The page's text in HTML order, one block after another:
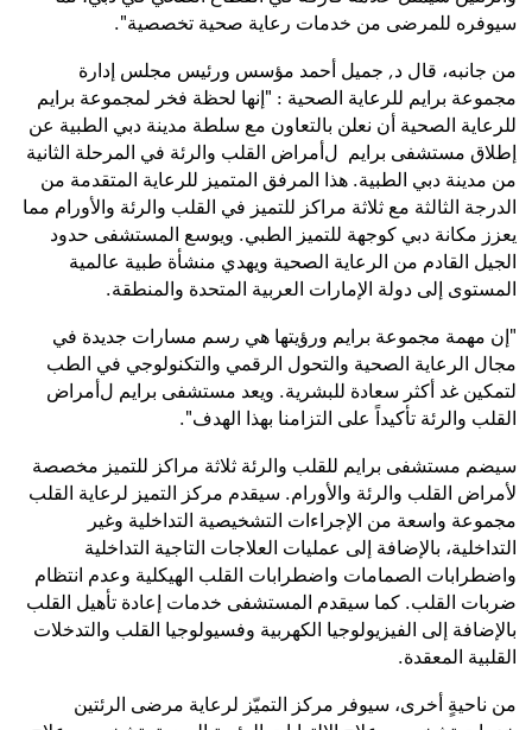
سيوفره للمرضى من خدمات رعاية صحية تخصصية".
من جانبه، قال د, جميل أحمد مؤسس ورئيس مجلس إدارة
مجموعة برايم للرعاية الصحية : "إنها لحظة فخر لمجموعة برايم
للرعاية الصحية
أن نعلن بالتعاون مع سلطة مدينة دبي الطبية عن
إطلاق مستشفى برايم ل أمراض ا لقلب والرئة في المرحلة الثانية
من مدينة دبي الطبية. هذا المرفق المتميز للرعاية المتقدمة من
الدرجة الثالثة مع ثلاثة مراكز للتميز في القلب والرئة والأورام مما
يعزز مكانة دبي كوجهة للتميز الطبي. ويوسع المستشفى حدود
الجيل القادم من الرعاية الصحية ويهدي منشأة طبية عالمية
المستوى إلى دولة الإمارات العربية المتحدة والمنطقة.
"إن مهمة مجموعة برايم ورؤيتها هي رسم مسارات جديدة في
مجال الرعاية الصحية والتحول الرقمي والتكنولوجي في الطب
لتمكين غد أكثر سعادة للبشرية. ويعد مستشفى برايم ل أمراض
لقلب والرئة تأكيداً على التزامنا بهذا الهدف".
سيضم مستشفى برايم للقلب والرئة ثلاثة مراكز للتميز مخصصة
لأمراض القلب والرئة والأورام. سيقدم مركز التميز لرعاية القلب
مجموعة واسعة من الإجراءات التشخيصية
التداخلية وغير
التداخلية، بالإضافة إلى عمليات العلاجات التاجية التداخلية
واضطرابات الصمامات واضطرابات القلب الهيكلية وعدم انتظام
ضربات القلب. كما سيقدم المستشفى خدمات إعادة تأهيل القلب
بالإضافة إلى الفيزيولوجيا الكهربية وفسيولوجيا القلب والتدخلات
القلبية المعقدة.
من ناحيةٍ أخرى، سيوفر مركز التميّز لرعاية مرضى الرئتين